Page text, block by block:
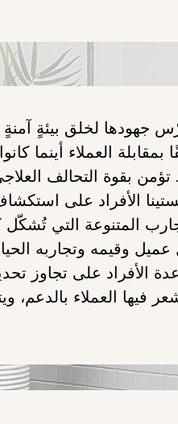
جهودها لخلق بيئةٍ
بمقابلة العملاء أينما
تؤمن بقوة التحالف
الأفراد على
المتنوعة التي
وقيمه وتجاربه
الأفراد على تجاوز
فيها العملاء بالدعم،